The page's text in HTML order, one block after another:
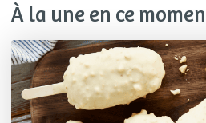
À la une en ce